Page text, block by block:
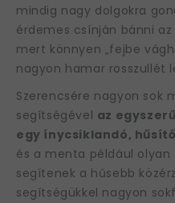
mindig nagy dolgokra
érdemes csínján bánni
mert könnyen „fejbe
nagyon hamar rosszullét
Szerencsére nagyon sok
segítségével az
egy ínycsiklandó,
és a menta például olyan
segítenek a hűsebb
segítségükkel nagyon